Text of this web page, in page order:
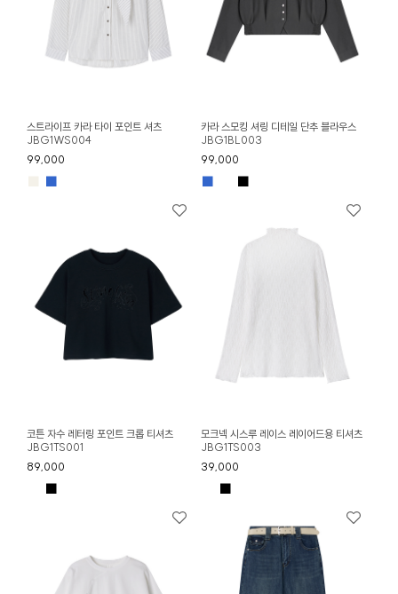
스트라이프 카라 타이 포인트 셔츠
JBG1WS004
99,000
■
카라 스모킹 셔링 디테일 단추 블라우스
JBG1BL003
99,000
■ ■
코튼 자수 레터링 포인트 크롭 티셔츠
JBG1TS001
89,000
■
모크넥 시스루 레이스 레이어드용 티셔츠
JBG1TS003
39,000
■